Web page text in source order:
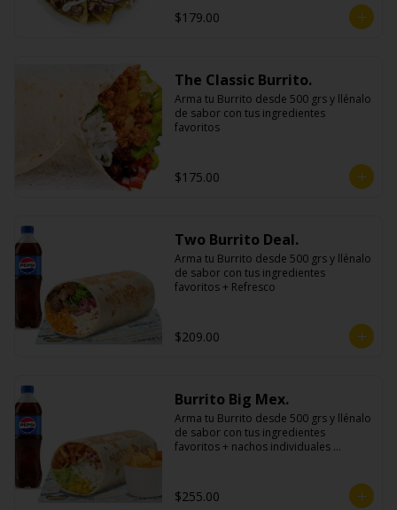
$179.00
The Classic Burrito.
Arma tu Burrito desde 500 grs y llénalo
de sabor con tus ingredientes
favoritos
$175.00
Two Burrito Deal.
Arma tu Burrito desde 500 grs y llénalo
de sabor con tus ingredientes
favoritos + Refresco
$209.00
Burrito Big Mex.
Arma tu Burrito desde 500 grs y llénalo
de sabor con tus ingredientes
favoritos + nachos individuales
$255.00